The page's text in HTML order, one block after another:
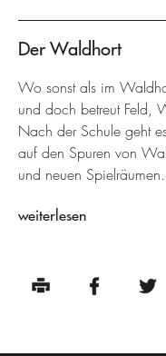
Der Waldhort
Wo sonst als im
und doch betreut Feld,
Nach der Schule geht
auf den Spuren von
und neuen Spielräumen.
weiterlesen